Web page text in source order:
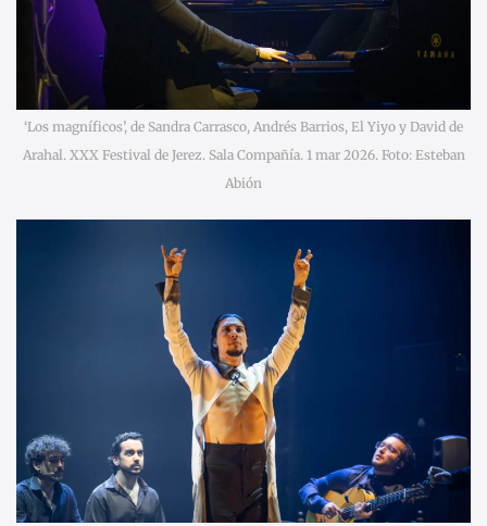
‘Los magníficos’, de Sandra Carrasco, Andrés Barrios, El Yiyo y David de
Arahal. XXX Festival de Jerez. Sala Compañía. 1 mar 2026. Foto: Esteban
Abión